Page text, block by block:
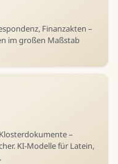
Finanzakten –
im großen Maßstab
–
KI-Modelle für Latein,